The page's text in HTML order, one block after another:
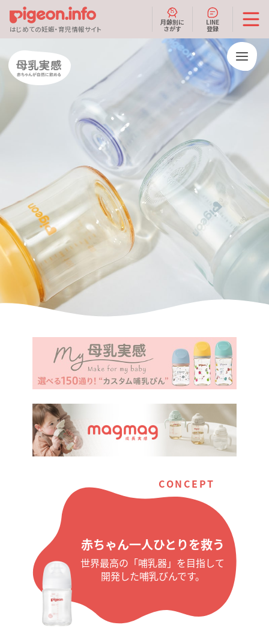
はじめての妊娠・育児情報サイト
月齢別に
さがす
LINE
登録
CONCEPT
赤ちゃん一人ひとりを救う
世界最高の「哺乳器」を目指して
開発した哺乳びんです。